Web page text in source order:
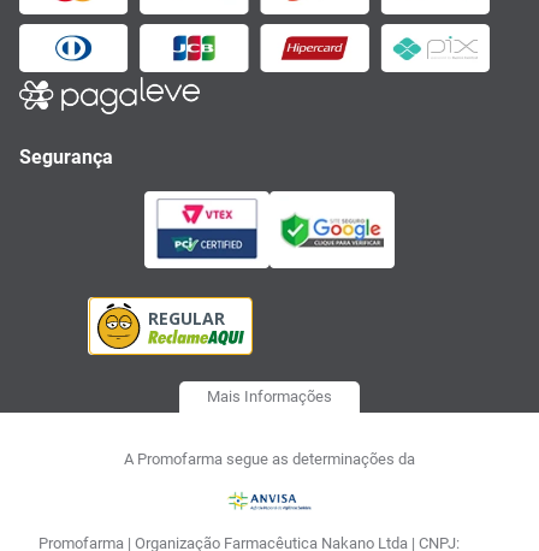
Segurança
Mais Informações
A Promofarma segue as determinações da
Promofarma | Organização Farmacêutica Nakano Ltda | CNPJ: